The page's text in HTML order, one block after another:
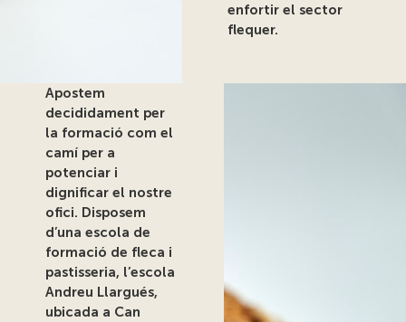
enfortir el sector
flequer.
Apostem
decididament per
la formació com el
camí per a
potenciar i
dignificar el nostre
ofici. Disposem
d’una escola de
formació de fleca i
pastisseria, l’escola
Andreu Llargués,
ubicada a Can